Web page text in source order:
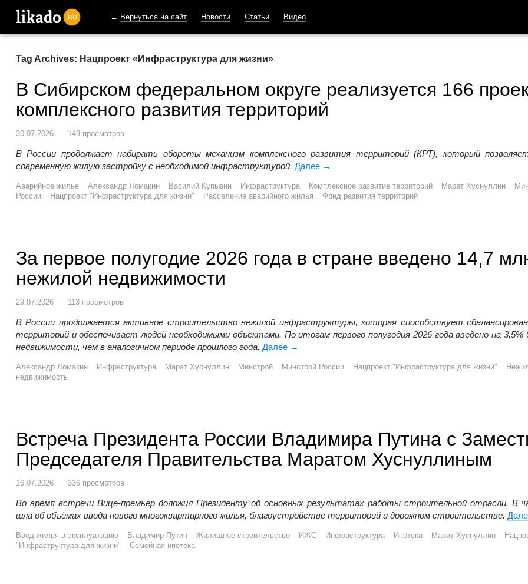
← Вернуться на сайт Новости Статьи Видео
Tag Archives: Нацпроект «Инфраструктура для жизни»
В Сибирском федеральном округе реализуется 166
комплексного развития территорий
30.07.2026 149 просмотров
В России продолжает набирать обороты механизм комплексного развития территорий (КРТ), который
современную жилую застройку с необходимой инфраструктурой. Далее В Сибирском федеральном округе реализуется
→
Аварийное жилье Александр Ломакин Василий Купызин Инфраструктура Комплексное развитие территорий Марат Хуснуллин
России
Нацпроект "Инфраструктура для жизни" Расселение аварийного жилья Фонд развития территорий
За первое полугодие 2026 года в стране введено 14,7
нежилой недвижимости
29.07.2026 113 просмотров
В России продолжается активное строительство нежилой инфраструктуры, которая способствует
территорий и обеспечивает людей необходимыми объектами. По итогам первого полугодия 2026 года введено на 3,5%
недвижимости, чем в аналогичном периоде прошлого года. Далее За первое полугодие 2026 года в стране введено 14,7
→
Александр Ломакин Инфраструктура Марат Хуснуллин Минстрой Минстрой России Нацпроект "Инфраструктура для жизни"
недвижимость
Встреча Президента России Владимира Путина с
Председателя Правительства Маратом Хуснуллиным
16.07.2026 336 просмотров
Во время встречи Вице-премьер доложил Президенту об основных результатах работы строительной отрасли. В
шла об объёмах ввода нового многоквартирного жилья, благоустройстве территорий и дорожном строительстве.
Ввод жилья в эксплуатацию Владимир Путин Жилищное строительство ИЖС Инфраструктура Ипотека Марат Хуснуллин
"Инфраструктура для жизни"
Семейная ипотека